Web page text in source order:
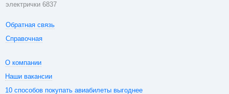
электрички 6837
Обратная связь
Справочная
О компании
Наши вакансии
10 способов покупать авиабилеты выгоднее